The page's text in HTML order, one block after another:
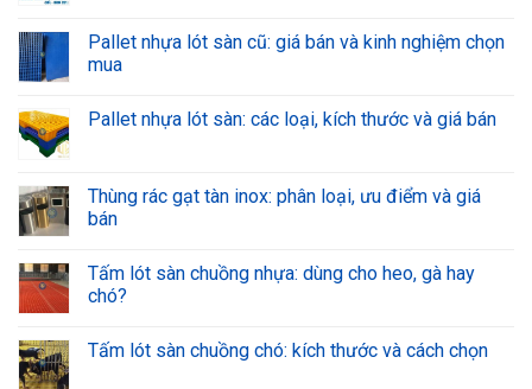
Pallet nhựa lót sàn cũ: giá bán và kinh nghiệm chọn
mua
Pallet nhựa lót sàn: các loại, kích thước và giá bán
Thùng rác gạt tàn inox: phân loại, ưu điểm và giá
bán
Tấm lót sàn chuồng nhựa: dùng cho heo, gà hay
chó?
Tấm lót sàn chuồng chó: kích thước và cách chọn